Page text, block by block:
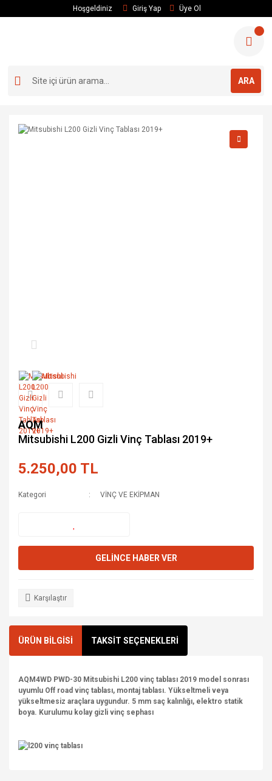
Hoşgeldiniz Giriş Yap Üye Ol
ARA
AQM
Mitsubishi L200 Gizli Vinç Tablası 2019+
5.250,00 TL
Kategori VİNÇ VE EKİPMAN
GELİNCE HABER VER
Karşılaştır
ÜRÜN BİLGİSİ TAKSİT SEÇENEKLERİ
AQM4WD PWD-30 Mitsubishi L200 vinç tablası 2019 model sonrası
uyumlu Off road vinç tablası, montaj tablası. Yükseltmeli veya
yükseltmesiz araçlara uygundur. 5 mm saç kalınlığı, elektro statik
boya. Kurulumu kolay gizli vinç sephası